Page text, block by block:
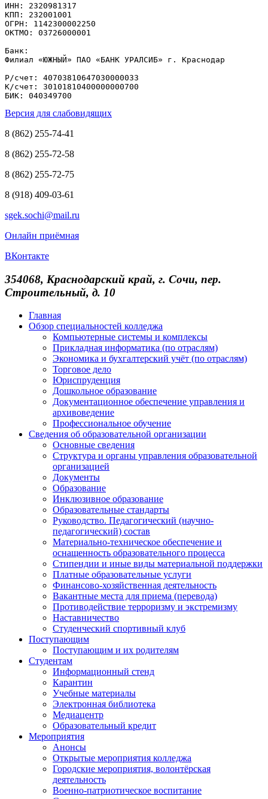
ИНН: 2320981317
КПП: 232001001
ОГРН: 1142300002250
ОКТМО: 03726000001
Банк:
Филиал «ЮЖНЫЙ» ПАО «БАНК УРАЛСИБ» г. Краснодар
Р/счет: 40703810647030000033
К/счет: 30101810400000000700
БИК: 040349700
Версия для слабовидящих
8 (862) 255-74-41
8 (862) 255-72-58
8 (862) 255-72-75
8 (918) 409-03-61
sgek.sochi@mail.ru
Онлайн приёмная
ВКонтакте
354068, Краснодарский край, г. Сочи, пер.
Строительный, д. 10
Главная
Обзор специальностей колледжа
Компьютерные системы и комплексы
Прикладная информатика (по отраслям)
Экономика и бухгалтерский учёт (по отраслям)
Торговое дело
Юриспруденция
Дошкольное образование
Документационное обеспечение управления и
архивоведение
Профессиональное обучение
Сведения об образовательной организации
Основные сведения
Структура и органы управления образовательной
организацией
Документы
Образование
Инклюзивное образование
Образовательные стандарты
Руководство. Педагогический (научно-
педагогический) состав
Материально-техническое обеспечение и
оснащенность образовательного процесса
Стипендии и иные виды материальной поддержки
Платные образовательные услуги
Финансово-хозяйственная деятельность
Вакантные места для приема (перевода)
Противодействие терроризму и экстремизму
Наставничество
Студенческий спортивный клуб
Поступающим
Поступающим и их родителям
Студентам
Информационный стенд
Карантин
Учебные материалы
Электронная библиотека
Медиацентр
Образовательный кредит
Мероприятия
Анонсы
Открытые мероприятия колледжа
Городские мероприятия, волонтёрская
деятельность
Военно-патриотическое воспитание